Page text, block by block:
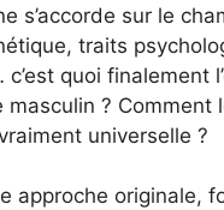
s’accorde sur le
traits
quoi finalement
masculin ? Comment
universelle ?
approche originale,